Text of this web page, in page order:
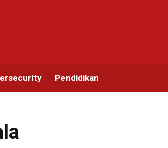
Pendidikan